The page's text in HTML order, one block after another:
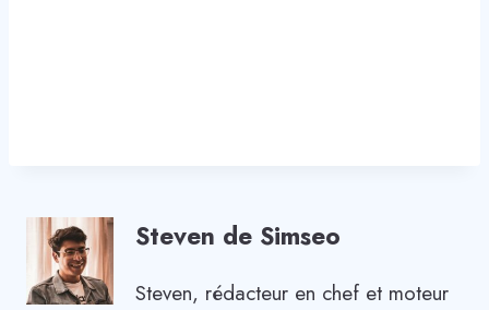
Steven de Simseo
Steven, rédacteur en chef et moteur